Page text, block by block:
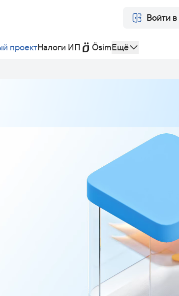
Войти
проектНалоги ИП ÖsimЕщё